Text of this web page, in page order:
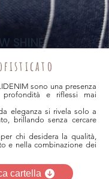
SHINE
sono una presenza
e riflessi mai
eleganza si rivela solo a
brillando senza cercare
chi desidera la qualità,
e nella combinazione dei
cartella